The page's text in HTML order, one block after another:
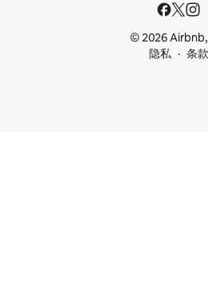
© 2026 Airbnb,
隐私
条款